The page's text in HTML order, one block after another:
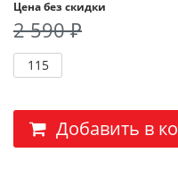
Цена без скидки
2 590 ₽
115
Добавить в